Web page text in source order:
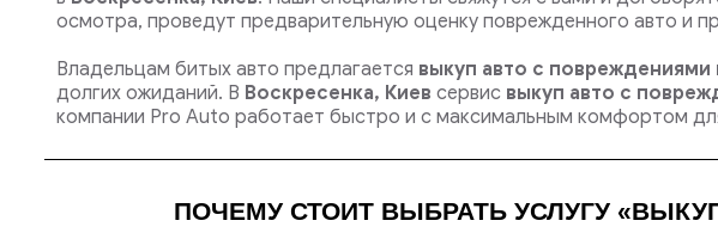
осмотра, проведут предварительную оценку поврежденного авто и
Владельцам битых авто предлагается выкуп авто с
долгих ожиданий. В Воскресенка, Киев сервис выкуп авто с
компании Pro Auto работает быстро и с максимальным комфортом
ПОЧЕМУ СТОИТ ВЫБРАТЬ УСЛУГУ